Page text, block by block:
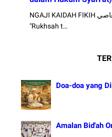
NGAJI KAIDAH FIKIH الرخص لا تناط بالمعاصي
"Rukhsah t…
Doa-doa yang
Amalan Bid'ah